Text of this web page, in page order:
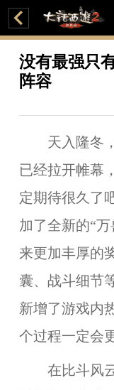
没有最强只
阵容
天入隆冬，
已经拉开帷幕
定期待很久了
加了全新的“
来更加丰厚的
囊、战斗细节
新增了游戏内
个过程一定会
在比斗风云